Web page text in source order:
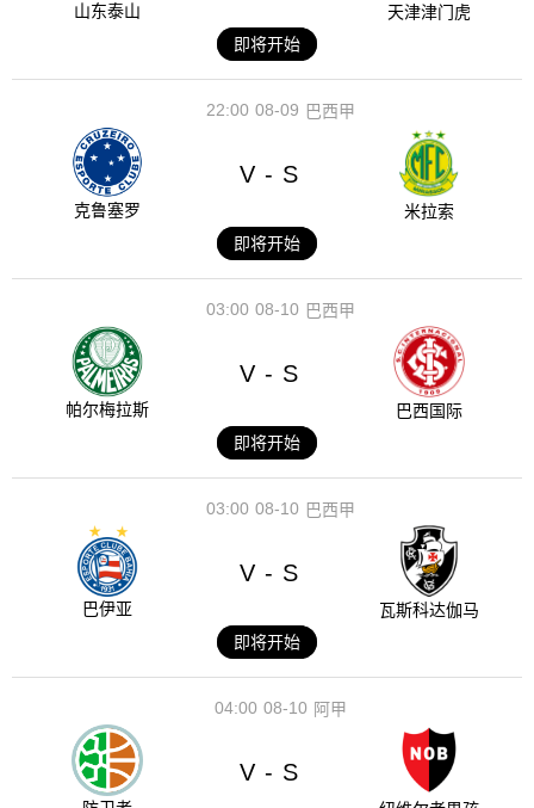
山东泰山
天津津门虎
即将开始
08-09
22:00 巴西甲
克鲁塞罗
V - S
米拉索
即将开始
08-10
03:00 巴西甲
帕尔梅拉斯
V - S
巴西国际
即将开始
08-10
03:00 巴西甲
巴伊亚
V - S
瓦斯科达伽马
即将开始
08-10
04:00 阿甲
V - S